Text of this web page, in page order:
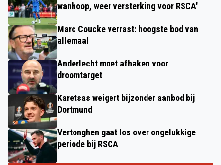
wanhoop, weer versterking voor RSCA'
Marc Coucke verrast: hoogste bod van
allemaal
Anderlecht moet afhaken voor
droomtarget
Karetsas weigert bijzonder aanbod bij
Dortmund
Vertonghen gaat los over ongelukkige
periode bij RSCA